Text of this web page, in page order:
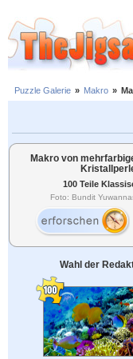
Puzzle Galerie » Makro »
Makro von
100 Teile
Foto: Bundit
Wahl der